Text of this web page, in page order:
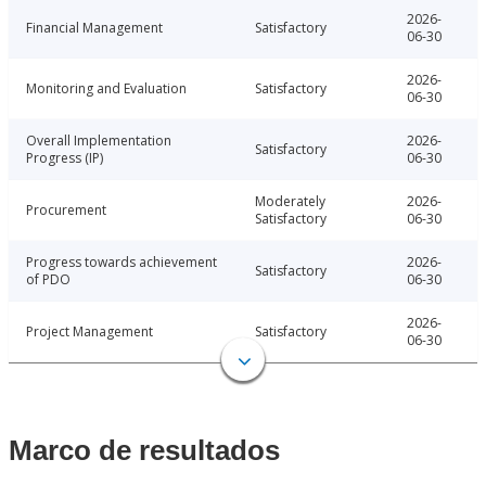
Financial Management Satisfactory
2026-
06-30
Monitoring and Evaluation Satisfactory
2026-
06-30
Overall Implementation
Progress (IP)
Satisfactory
2026-
06-30
Procurement
Moderately
Satisfactory
2026-
06-30
Progress towards achievement
of PDO
Satisfactory
2026-
06-30
Project Management Satisfactory
2026-
06-30
Marco de resultados